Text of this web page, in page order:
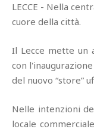
LECCE - Nella
cuore della città.
Il Lecce mette un
con
del nuovo “store”
Nelle intenzioni
locale